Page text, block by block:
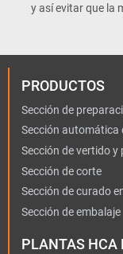
y así evitar que la
PRODUCTOS
Sección de
Sección automática
Sección de vertido y
Sección de corte
Sección de curado
Sección de embalaje
PLANTAS HCA